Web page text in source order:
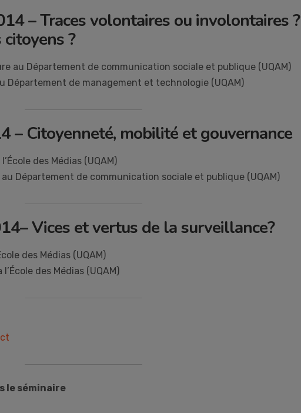
– Traces volontaires ou involontaires ?
?
au Département de communication sociale et publique (UQAM)
Département de management et technologie (UQAM)
– Citoyenneté, mobilité et gouvernance
des Médias (UQAM)
Département de communication sociale et publique (UQAM)
Vices et vertus de la surveillance?
des Médias (UQAM)
des Médias (UQAM)
le séminaire